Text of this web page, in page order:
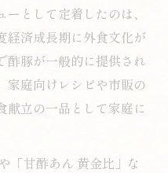
として定着したのは、
経済成長期に外食文化が
酢豚が一般的に提供され
家庭向けレシピや市販の
献立の一品として家庭に
「甘酢あん 黄金比」な